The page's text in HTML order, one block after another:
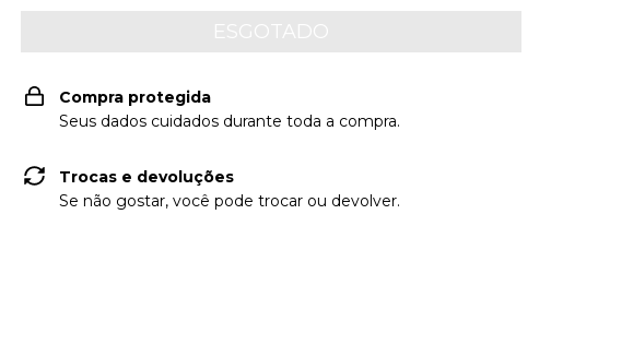
Compra protegida
Seus dados cuidados durante toda a compra.
Trocas e devoluções
Se não gostar, você pode trocar ou devolver.